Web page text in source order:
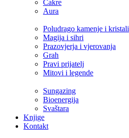
Čakre
Aura
Poludrago kamenje i kristali
Magija i sihri
Prazovjerja i vjerovanja
Grah
Pravi prijatelj
Mitovi i legende
Sungazing
Bioenergija
Svaštara
Knjige
Kontakt